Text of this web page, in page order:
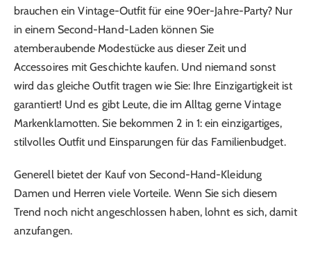
brauchen ein Vintage-Outfit für eine 90er-Jahre-Party? Nur
in einem Second-Hand-Laden können Sie
atemberaubende Modestücke aus dieser Zeit und
Accessoires mit Geschichte kaufen. Und niemand sonst
wird das gleiche Outfit tragen wie Sie: Ihre Einzigartigkeit ist
garantiert! Und es gibt Leute, die im Alltag gerne Vintage
Markenklamotten. Sie bekommen 2 in 1: ein einzigartiges,
stilvolles Outfit und Einsparungen für das Familienbudget.
Generell bietet der Kauf von Second-Hand-Kleidung
Damen und Herren viele Vorteile. Wenn Sie sich diesem
Trend noch nicht angeschlossen haben, lohnt es sich, damit
anzufangen.